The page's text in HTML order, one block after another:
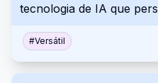
tecnologia de IA que
necessidades e
reduzir o estresse,
#Versátil